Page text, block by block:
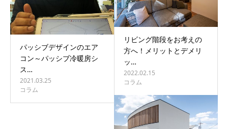
パッシブデザインのエア
コン～パッシブ冷暖房シ
ス…
2021.03.25
コラム
リビング階段をお考えの
方へ！メリットとデメリ
ッ…
2022.02.15
コラム